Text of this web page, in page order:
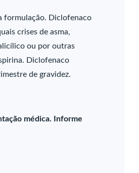
formulação. Diclofenaco
crises de asma,
ou por outras
Diclofenaco
de gravidez.
médica. Informe